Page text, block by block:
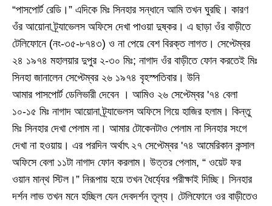
“পাসপোর্টরেডি।” এদিকে মিঃ সিনহার সন্ধানে আমি তখন ঘুরছি। কারণ
ওঁর আয়োনা ট্র্যাভেলস অফিসে দেখা পাওয়া দুষ্কর। এ ছাড়া ওঁর বাড়ীতে
টেলিফোনে (নং-৩৫-৮৭৪৩) ও না পেয়ে বেশ বিরক্ত লাগত। সেপ্টেম্বর
২৪ ১৯৭৪ মহালয়ার দুপুর ২-৩০ মিঃ; নাগাদ ওঁর বাড়ীতে ফোন করতেই মিঃ
সিনহা জানালেন সেপ্টেম্বর ২৬ ১৯৭৪ বৃহস্পতিবার। উনি
আমার পাসপোর্টডেলিভারী দেবেন । আমিও ২৬ সেপ্টেম্বর '৭৪ বেলা
১০-১৫ মিঃ নাগাদ আয়োনা ট্র্যাভেলস অফিসে গিয়ে হাজির হলাম। কিন্তু
মিঃ সিনহার দেখা পেলাম না। আমার টোকেনটাও পেলাম না সিনহার সংগে
দেখা না হওয়ায়। এর পরদিন অর্থাৎ ২৭ সেপ্টেম্বর '৭৪ আমেরিকান কন্সাল
অফিসে বেলা ১১টা নাগাদ ফোন করলাম। উত্তর পেলাম, “ ওয়েট ফর
ওয়ান মান্থ স্টিল।” নিরূপায় হয়ে তখন ধৈর্য্যের পরীক্ষাই দিচ্ছি। সিনহার
দর্শন লাভ তখন মনে হচ্ছিল যেন দেবদর্শন তূল্য। টেলিফোনে ওর বাড়ীতেও